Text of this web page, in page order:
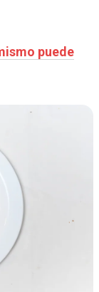
puede